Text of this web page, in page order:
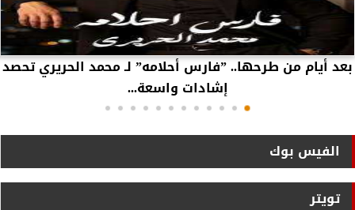
بعد أيام من طرحها.. ”فارس أحلامه” لـ محمد الحريري تحصد
إشادات واسعة...
الفيس بوك
تويتر